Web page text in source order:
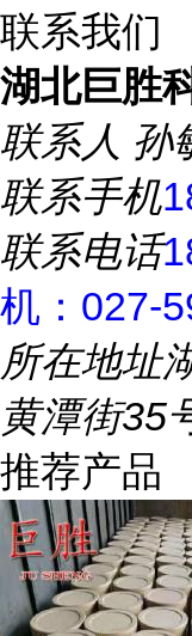
联系我们
湖北巨胜
联系人 孙
联系手机
联系电话
机：027-
所在地址
黄潭街35
推荐产品